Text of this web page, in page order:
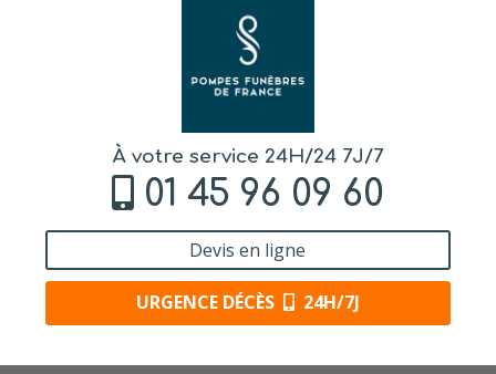
À votre service 24H/24 7J/7
01 45 96 09 60
Devis en ligne
URGENCE DÉCÈS 24H/7J